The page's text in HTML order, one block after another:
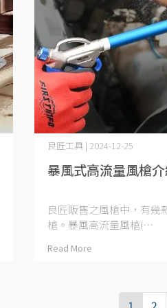
暴風式高流量風槍
良匠工具 | 2024-12-25
良匠販售之風槍中，有幾
槍。暴風高流量風槍(⋯
Read More